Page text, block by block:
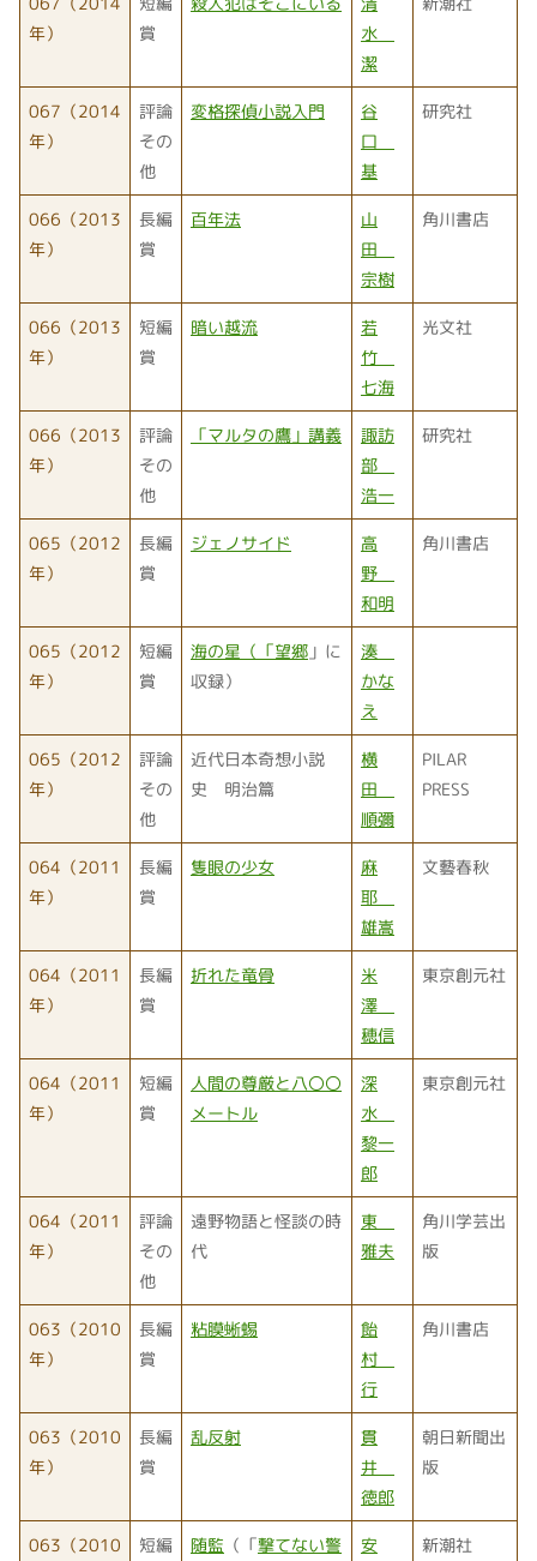
年）
賞
水
潔
067（2014
年）
評論
その
他
変格探偵小説入門
谷
口
基
研究社
066（2013
年）
長編
賞
百年法
山
田
宗樹
角川書店
066（2013
年）
短編
賞
暗い越流
若
竹
七海
光文社
066（2013
年）
評論
その
他
「マルタの鷹」講義
諏訪
部
浩一
研究社
065（2012
年）
長編
賞
ジェノサイド
高
野
和明
角川書店
065（2012
年）
短編
賞
海の星（「望郷 」に
収録）
湊
かな
え
065（2012
年）
評論
その
他
近代日本奇想小説
史 明治篇
横
田
順彌
PILAR
PRESS
064（2011
年）
長編
賞
隻眼の少女
麻
耶
雄嵩
文藝春秋
064（2011
年）
長編
賞
折れた竜骨
米
澤
穂信
東京創元社
064（2011
年）
短編
賞
人間の尊厳と八〇〇
メートル
深
水
黎一
郎
東京創元社
064（2011
年）
評論
その
他
遠野物語と怪談の時
代
東
雅夫
角川学芸出
版
063（2010
年）
長編
賞
粘膜蜥蜴
飴
村
行
角川書店
063（2010
年）
長編
賞
乱反射
貫
井
徳郎
朝日新聞出
版
063（2010
短編
随監 （「撃てない警
安
新潮社